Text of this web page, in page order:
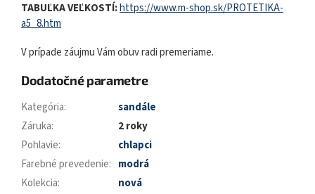
TABUĽKA VEĽKOSTÍ:https://www.m-shop.sk/PROTETIKA-
a5_8.htm
V prípade záujmu Vám obuv radi premeriame.
Dodatočné parametre
Kategória:
sandále
Záruka:
2 roky
Pohlavie:
chlapci
Farebné prevedenie: modrá
Kolekcia:
nová